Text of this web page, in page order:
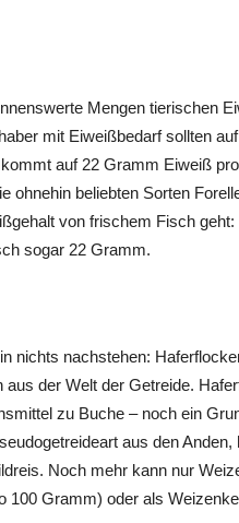
Mengen tierischen
mit Eiweißbedarf sollten
auf 22 Gramm Eiweiß
ohnehin beliebten Sorten
von frischem Fisch geht:
sogar 22 Gramm.
nichts nachstehen:
der Welt der Getreide.
zu Buche – noch ein
aus den Anden,
Noch mehr kann nur
100 Gramm) oder als